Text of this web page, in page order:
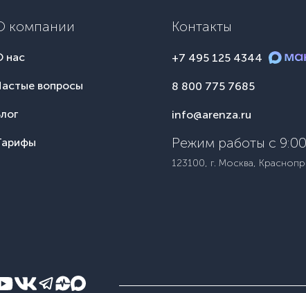
компании
нас
вопросы
Контакты
+7 495 125 4344
8 800 775 7685
info@arenza.ru
Режим работы с
123100, г. Москва,